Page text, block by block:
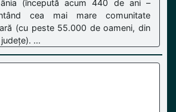
(începută acum 440 de ani –
cea mai mare comunitate
(cu peste 55.000 de oameni, din
...